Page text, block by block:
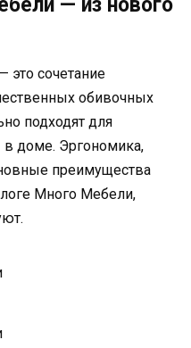
— из нового
сочетание
обивочных
подходят для
в доме. Эргономика,
преимущества
Много Мебели,